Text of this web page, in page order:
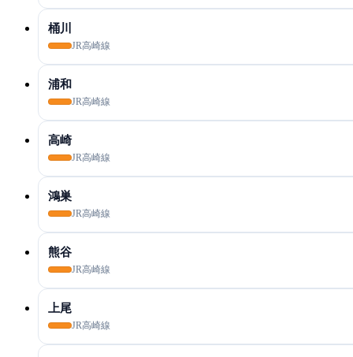
桶川
JR高崎線
浦和
JR高崎線
高崎
JR高崎線
鴻巣
JR高崎線
熊谷
JR高崎線
上尾
JR高崎線